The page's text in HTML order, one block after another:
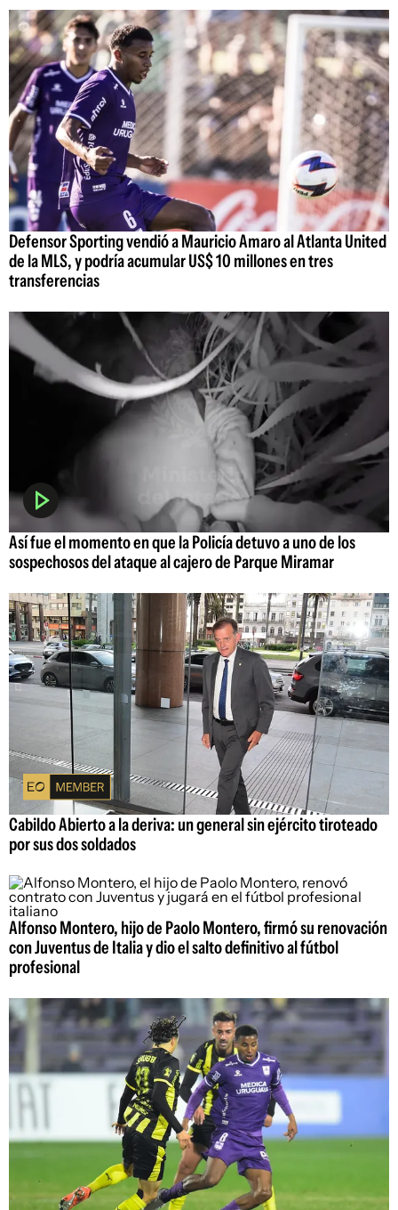
Defensor Sporting vendió a Mauricio Amaro al Atlanta United
de la MLS, y podría acumular US$ 10 millones en tres
transferencias
Así fue el momento en que la Policía detuvo a uno de los
sospechosos del ataque al cajero de Parque Miramar
Cabildo Abierto a la deriva: un general sin ejército tiroteado
por sus dos soldados
Alfonso Montero, hijo de Paolo Montero, firmó su renovación
con Juventus de Italia y dio el salto definitivo al fútbol
profesional